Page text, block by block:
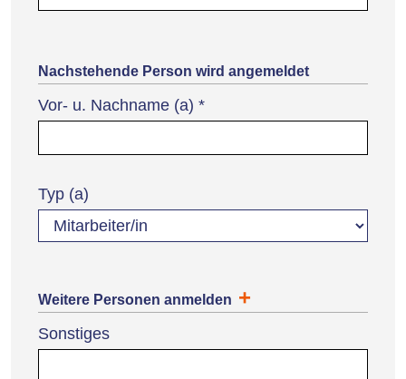
Nachstehende Person wird angemeldet
Vor- u. Nachname (a) *
Typ (a)
Weitere Personen anmelden
Sonstiges